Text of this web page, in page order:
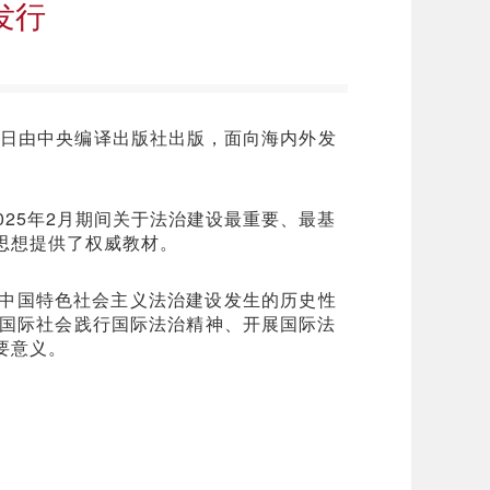
行
由中央编译出版社出版，面向海内外发
年2月期间关于法治建设最重要、最基
提供了权威教材。
国特色社会主义法治建设发生的历史性
际社会践行国际法治精神、开展国际法
义。